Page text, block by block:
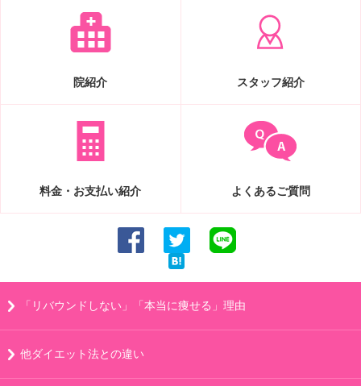
院紹介 スタッフ紹介
料金・お支払い紹介 よくあるご質問
「リバウンドしない」「本当に痩せる」理由
他ダイエット法との違い